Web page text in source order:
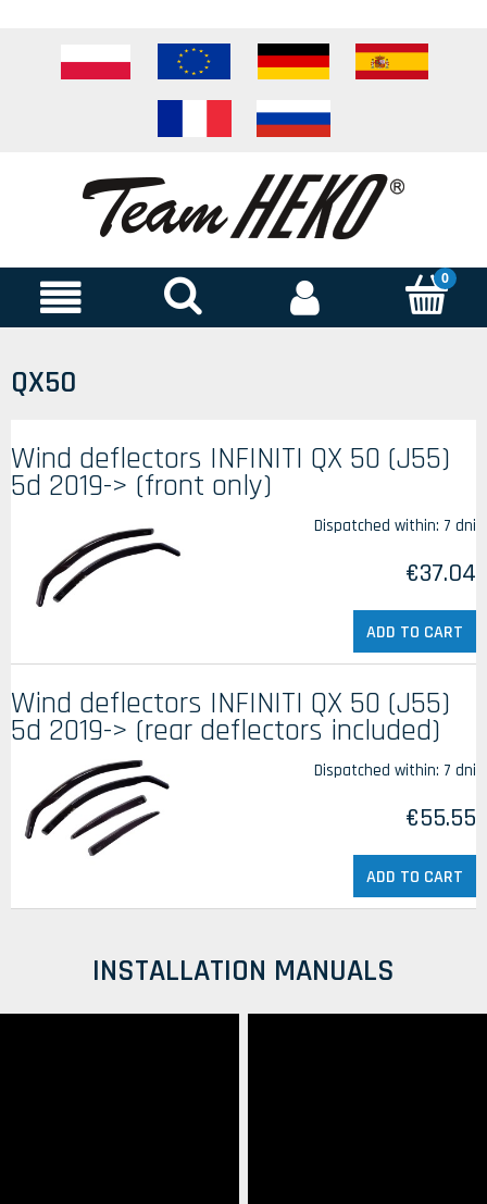
QX50
Wind deflectors INFINITI QX 50 (J55)
5d 2019-> (front only)
Dispatched within: 7 dni
€37.04
ADD TO CART
Wind deflectors INFINITI QX 50 (J55)
5d 2019-> (rear deflectors included)
Dispatched within: 7 dni
€55.55
ADD TO CART
INSTALLATION MANUALS